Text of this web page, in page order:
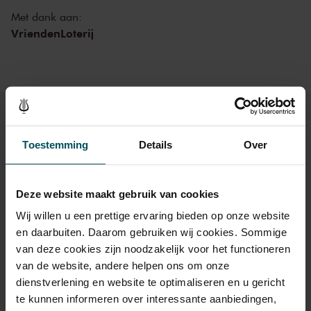
Toestemming Details Over
Deze website maakt gebruik van cookies
Wij willen u een prettige ervaring bieden op onze website
en daarbuiten. Daarom gebruiken wij cookies. Sommige
van deze cookies zijn noodzakelijk voor het functioneren
van de website, andere helpen ons om onze
dienstverlening en website te optimaliseren en u gericht
te kunnen informeren over interessante aanbiedingen,
De vaak onweerstaanbaar vrolijke muziek van Rossini is zeer
populair, mede dankzij de verleidelijke en uitbundige melodieën van
werken van Rossini, want opera was niet het enige genre waarin hij
uitblonk.
Met dank aan:
VriendenLoterij
Kaarten
Rang 1+ Rang 1 Rang 2 Rang 3
Standaard € 51,00 € 46,00 € 39,00 € 31,00 € 25,00
€ 51,00 € 46,00